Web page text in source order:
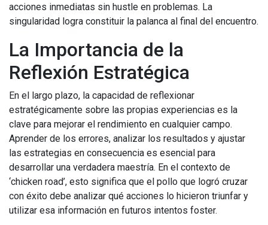
acciones inmediatas sin hustle en problemas. La
singularidad logra constituir la palanca al final del encuentro.
La Importancia de la
Reflexión Estratégica
En el largo plazo, la capacidad de reflexionar
estratégicamente sobre las propias experiencias es la
clave para mejorar el rendimiento en cualquier campo.
Aprender de los errores, analizar los resultados y ajustar
las estrategias en consecuencia es esencial para
desarrollar una verdadera maestría. En el contexto de
‘chicken road’, esto significa que el pollo que logró cruzar
con éxito debe analizar qué acciones lo hicieron triunfar y
utilizar esa información en futuros intentos foster.